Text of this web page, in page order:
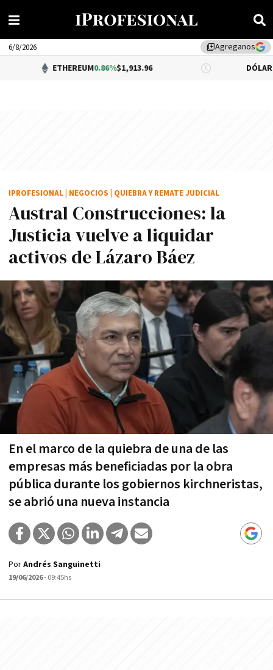
library_addAgreganos
6/8/2026
ETHEREUM0.86%$1,913.96 DÓLAR BNA 0.34%
Austral Construcciones: la
Justicia vuelve a liquidar
activos de Lázaro Báez
En el marco de la quiebra de una de las
empresas más beneficiadas por la obra
pública durante los gobiernos kirchneristas,
se abrió una nueva instancia
IPROFESIONAL NEGOCIOS QUIEBRA Y REMATE JUDICIAL
PorAndrés Sanguinetti
19/06/2026- 09:45hs